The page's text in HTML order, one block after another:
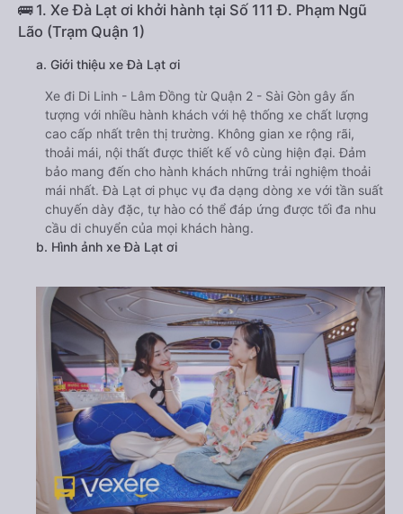
🚌 1. Xe Đà Lạt ơi khởi hành tại Số 111 Đ. Phạm Ngũ
Lão (Trạm Quận 1)
a. Giới thiệu xe Đà Lạt ơi
Xe đi Di Linh - Lâm Đồng từ Quận 2 - Sài Gòn gây ấn
tượng với nhiều hành khách với hệ thống xe chất lượng
cao cấp nhất trên thị trường. Không gian xe rộng rãi,
thoải mái, nội thất được thiết kế vô cùng hiện đại. Đảm
bảo mang đến cho hành khách những trải nghiệm thoải
mái nhất. Đà Lạt ơi phục vụ đa dạng dòng xe với tần suất
chuyến dày đặc, tự hào có thể đáp ứng được tối đa nhu
cầu di chuyển của mọi khách hàng.
b. Hình ảnh xe Đà Lạt ơi